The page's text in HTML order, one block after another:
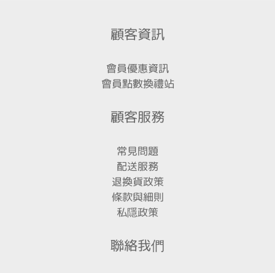
顧客資訊
會員優惠資訊
會員點數換禮站
顧客服務
常見問題
配送服務
退換貨政策
條款與細則
私隱政策
聯絡我們